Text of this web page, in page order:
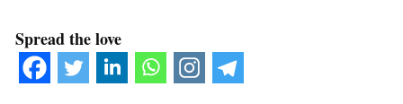
Spread the love